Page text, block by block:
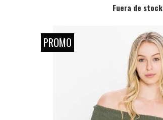
Fuera de stock
PROMO